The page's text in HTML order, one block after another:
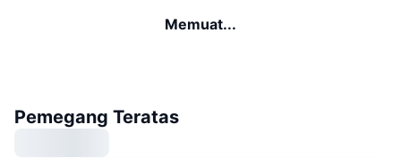
Memuat...
Pemegang Teratas